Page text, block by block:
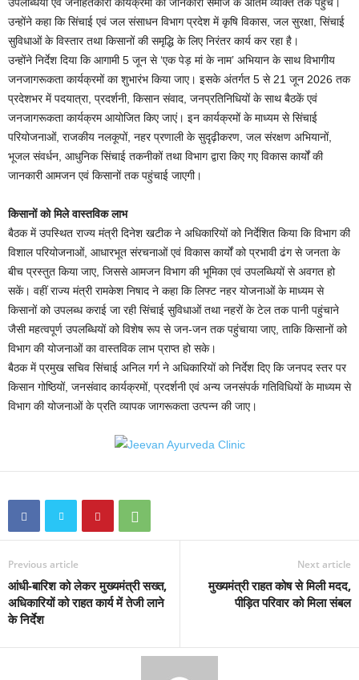
उन्होंने कहा कि सिंचाई एवं जल संसाधन विभाग प्रदेश में कृषि विकास, जल सुरक्षा, सिंचाई
सुविधाओं के विस्तार तथा किसानों की समृद्धि के लिए निरंतर कार्य कर रहा है।
उन्होंने निर्देश दिया कि आगामी 5 जून से ‘एक पेड़ मां के नाम’ अभियान के साथ विभागीय
जनजागरूकता कार्यक्रमों का शुभारंभ किया जाए। इसके अंतर्गत 5 से 21 जून 2026 तक
प्रदेशभर में पदयात्रा, प्रदर्शनी, किसान संवाद, जनप्रतिनिधियों के साथ बैठकें एवं
जनजागरूकता कार्यक्रम आयोजित किए जाएं। इन कार्यक्रमों के माध्यम से सिंचाई
परियोजनाओं, राजकीय नलकूपों, नहर प्रणाली के सुदृढ़ीकरण, जल संरक्षण अभियानों,
भूजल संवर्धन, आधुनिक सिंचाई तकनीकों तथा विभाग द्वारा किए गए विकास कार्यों की
जानकारी आमजन एवं किसानों तक पहुंचाई जाएगी।
किसानों को मिले वास्तविक लाभ
बैठक में उपस्थित राज्य मंत्री दिनेश खटीक ने अधिकारियों को निर्देशित किया कि विभाग की
विशाल परियोजनाओं, आधारभूत संरचनाओं एवं विकास कार्यों को प्रभावी ढंग से जनता के
बीच प्रस्तुत किया जाए, जिससे आमजन विभाग की भूमिका एवं उपलब्धियों से अवगत हो
सकें। वहीं राज्य मंत्री रामकेश निषाद ने कहा कि लिफ्ट नहर योजनाओं के माध्यम से
किसानों को उपलब्ध कराई जा रही सिंचाई सुविधाओं तथा नहरों के टेल तक पानी पहुंचाने
जैसी महत्वपूर्ण उपलब्धियों को विशेष रूप से जन-जन तक पहुंचाया जाए, ताकि किसानों को
विभाग की योजनाओं का वास्तविक लाभ प्राप्त हो सके।
बैठक में प्रमुख सचिव सिंचाई अनिल गर्ग ने अधिकारियों को निर्देश दिए कि जनपद स्तर पर
किसान गोष्ठियों, जनसंवाद कार्यक्रमों, प्रदर्शनी एवं अन्य जनसंपर्क गतिविधियों के माध्यम से
विभाग की योजनाओं के प्रति व्यापक जागरूकता उत्पन्न की जाए।
Previous article
आंधी-बारिश को लेकर मुख्यमंत्री सख्त,
अधिकारियों को राहत कार्य में तेजी लाने
के निर्देश
Next article
मुख्यमंत्री राहत कोष से मिली मदद,
पीड़ित परिवार को मिला संबल